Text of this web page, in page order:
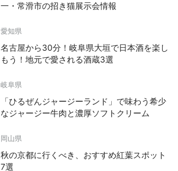
一・常滑市の招き猫展示会情報
愛知県
名古屋から30分！岐阜県大垣で日本酒を楽し
もう！地元で愛される酒蔵3選
岐阜県
「ひるぜんジャージーランド」で味わう希少
なジャージー牛肉と濃厚ソフトクリーム
岡山県
秋の京都に行くべき、おすすめ紅葉スポット
7選